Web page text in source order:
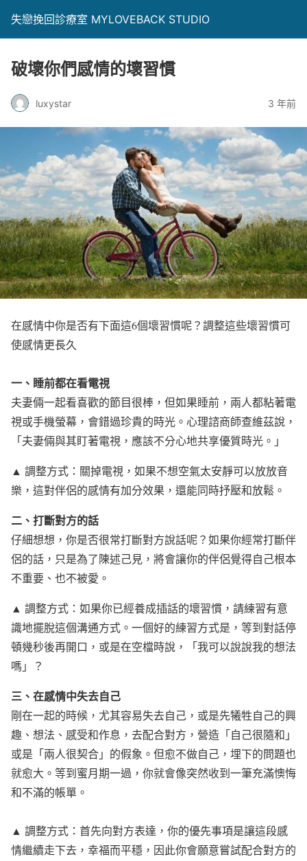
失戀挽回診療室 MYLOVEBACK STUDIO
破壞你們感情的壞習慣
luxystar 3 年前
在感情中你是否有下面這6個壞習慣呢？調整這些壞習慣可
使感情更長久
一、睡前都在看電視
夫妻倆一起看喜歡的節目很棒，但如果睡前，兩人都粘著電
視或手機螢幕，會錯過珍貴的時光。心理諮商師查維茲說，
「夫妻倆與其盯著電視，應該不分心地共享優質時光。」
▲ 調整方式：關掉電視，如果不想空氣太安靜可以放放音
樂，這對伴侶的感情有加分效果，還能同時抒壓和放鬆。
二、打斷對方的話
仔細想想，你是否很常打斷對方說話呢？如果你經常打斷伴
侶的話，只是為了陳述己見，將會讓你的伴侶覺得自己根本
不重要、也不被愛。
▲ 調整方式：如果你已經養成插話的壞習慣，請練習有意
識地擺脫這個溝通方式。一個好的練習方式是，等到對話停
頓幾秒後再開口，或是在空檔時說，「我可以說說我的想法
嗎」？
三、在感情中失去自己
剛在一起的時候，尤其容易失去自己，或是先犧牲自己的興
趣、想法、感受和作息，去配合對方，營造「自己很隨和」
或是「兩人很契合」的假象。但愈不做自己，埋下的問題也
就愈大。等到蜜月期一過，你就會像突然收到一筆充滿懊悔
和不滿的帳單。
▲ 調整方式：首先向對方表達，你的優先事項是讓這段感
情繼續走下去，幸福而平穩，因此你會願意嘗試配合對方的